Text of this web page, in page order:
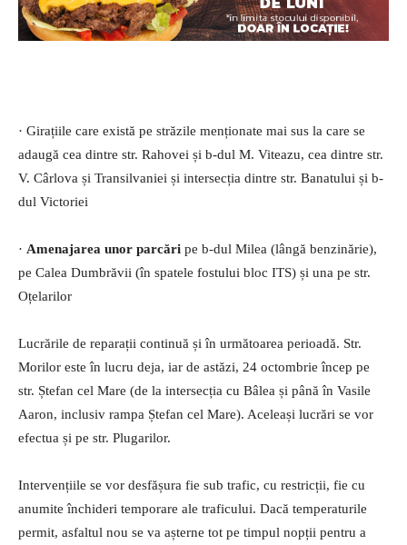
· Girațiile care există pe străzile menționate mai sus la care se
adaugă cea dintre str. Rahovei și b-dul M. Viteazu, cea dintre str.
V. Cârlova și Transilvaniei și intersecția dintre str. Banatului și b-
dul Victoriei
· Amenajarea unor parcări pe b-dul Milea (lângă benzinărie),
pe Calea Dumbrăvii (în spatele fostului bloc ITS) și una pe str.
Oțelarilor
Lucrările de reparații continuă și în următoarea perioadă. Str.
Morilor este în lucru deja, iar de astăzi, 24 octombrie încep pe
str. Ștefan cel Mare (de la intersecția cu Bâlea și până în Vasile
Aaron, inclusiv rampa Ștefan cel Mare). Aceleași lucrări se vor
efectua și pe str. Plugarilor.
Intervențiile se vor desfășura fie sub trafic, cu restricții, fie cu
anumite închideri temporare ale traficului. Dacă temperaturile
permit, asfaltul nou se va așterne tot pe timpul nopții pentru a